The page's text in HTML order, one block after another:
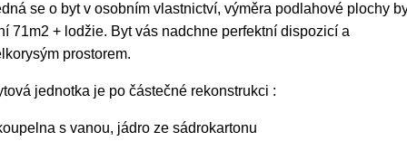
se o byt v osobním vlastnictví, výměra podlahové plochy
71m2 + lodžie. Byt vás nadchne perfektní dispozicí a
prostorem.
jednotka je po částečné rekonstrukci :
s vanou, jádro ze sádrokartonu